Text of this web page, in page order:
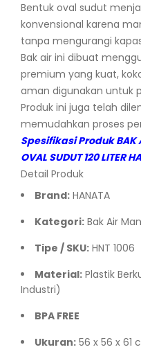
Bentuk oval sudut
konvensional karena
tanpa mengurangi
Bak air ini dibuat
premium yang kuat,
aman digunakan untuk
Produk ini juga telah
memudahkan proses
Spesifikasi Produk BAK
OVAL SUDUT 120 LITER
Detail Produk
Brand: HANATA
Kategori: Bak Air
Tipe / SKU: HNT 1006
Material: Plastik
Industri)
BPA FREE
Ukuran: 56 x 56 x 61